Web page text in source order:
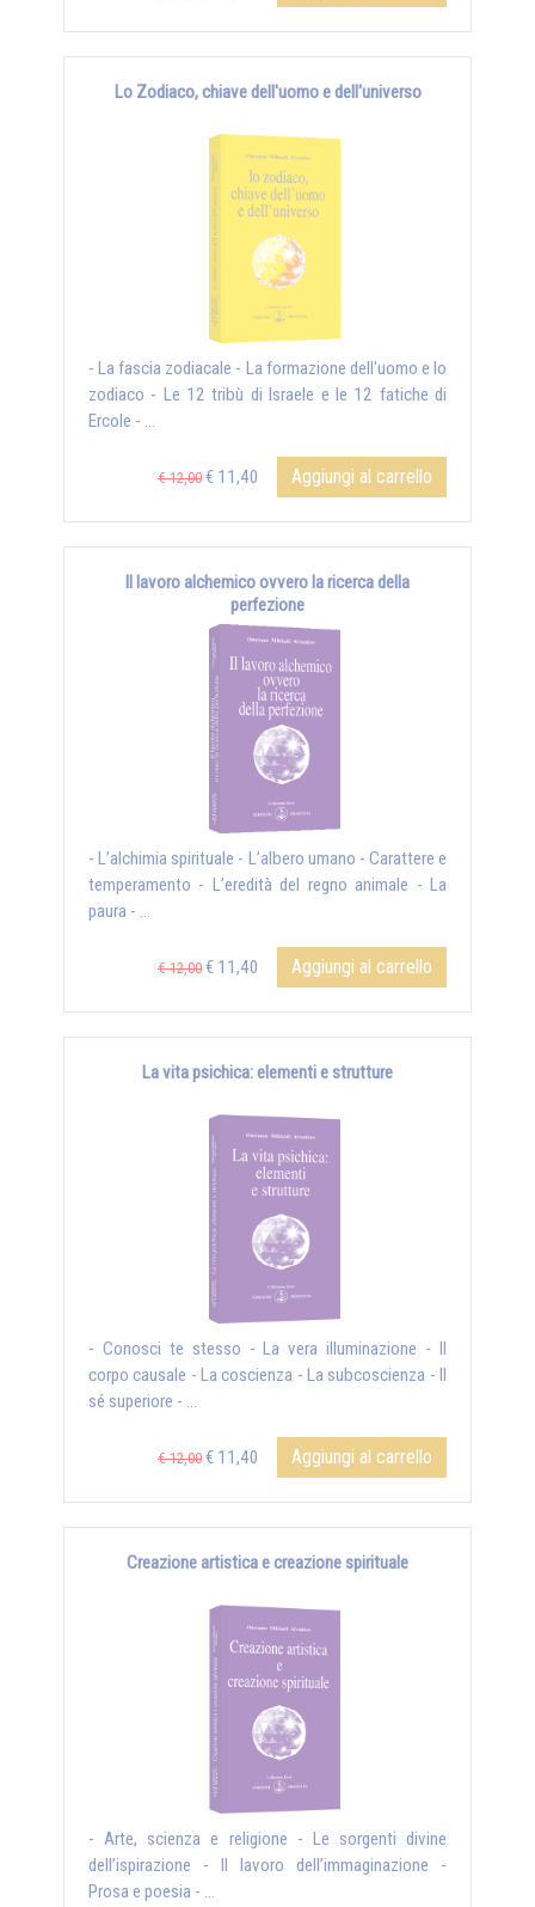
Lo Zodiaco, chiave dell'uomo e dell'universo
- La fascia zodiacale - La formazione dell'uomo e lo
zodiaco - Le 12 tribù di Israele e le 12 fatiche di
Ercole - ...
€ 12,00 € 11,40 Aggiungi al carrello
Il lavoro alchemico ovvero la ricerca della
perfezione
- L’alchimia spirituale - L’albero umano - Carattere e
temperamento - L’eredità del regno animale - La
paura - ...
€ 12,00 € 11,40 Aggiungi al carrello
La vita psichica: elementi e strutture
- Conosci te stesso - La vera illuminazione - Il
corpo causale - La coscienza - La subcoscienza - Il
sé superiore - ...
€ 12,00 € 11,40 Aggiungi al carrello
Creazione artistica e creazione spirituale
- Arte, scienza e religione - Le sorgenti divine
dell’ispirazione - Il lavoro dell’immaginazione -
Prosa e poesia - ...